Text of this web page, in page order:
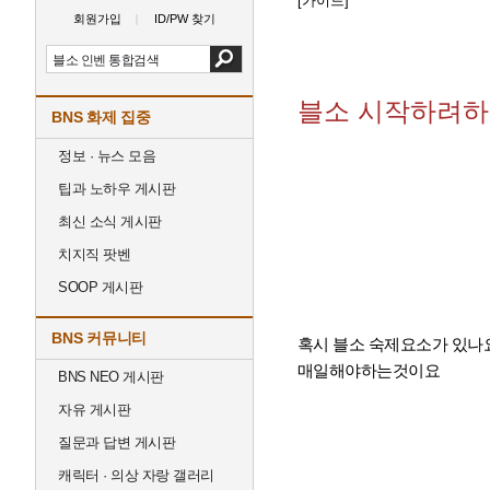
회원가입 ID/PW 찾기
BNS 화제 집중
정보 · 뉴스 모음
팁과 노하우 게시판
최신 소식 게시판
치지직 팟벤
SOOP 게시판
BNS 커뮤니티
BNS NEO 게시판
자유 게시판
질문과 답변 게시판
캐릭터 · 의상 자랑 갤러리
블소 시작하려
혹시 블소 숙제요소가 있나
매일해야하는것이요